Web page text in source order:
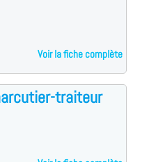
Voir la fiche complète
traiteur